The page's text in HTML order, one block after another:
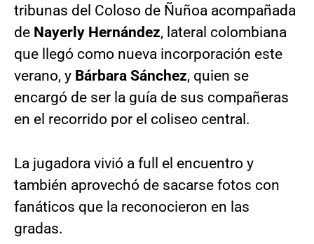
tribunas del Coloso de Ñuñoa acompañada
de Nayerly Hernández, lateral colombiana
que llegó como nueva incorporación este
verano, y Bárbara Sánchez, quien se
encargó de ser la guía de sus compañeras
en el recorrido por el coliseo central.
La jugadora vivió a full el encuentro y
también aprovechó de sacarse fotos con
fanáticos que la reconocieron en las
gradas.